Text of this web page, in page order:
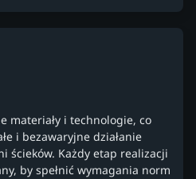
materiały i technologie, co
i bezawaryjne działanie
ścieków. Każdy etap realizacji
by spełnić wymagania norm